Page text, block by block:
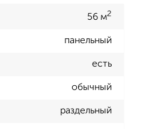
56 м2
панельный
есть
обычный
раздельный